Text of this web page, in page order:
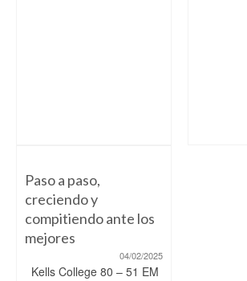
Paso a paso,
creciendo y
compitiendo ante los
mejores
04/02/2025
Kells College 80 – 51 EM